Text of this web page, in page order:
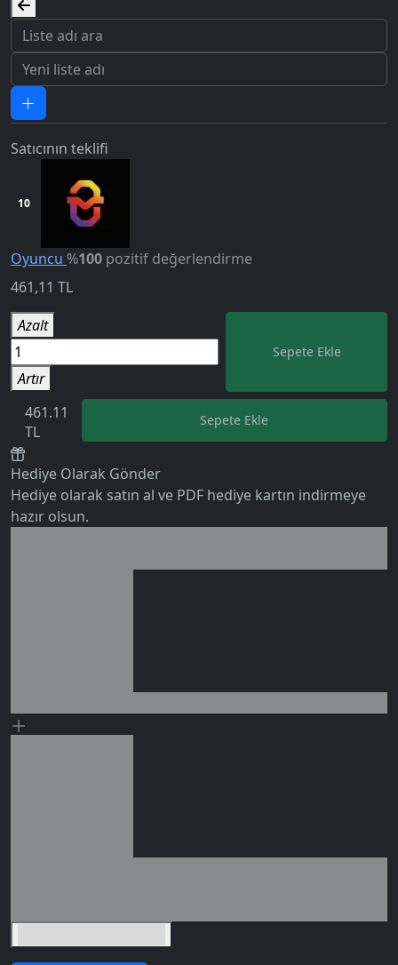
Satıcının teklifi
10
Oyuncu %100 pozitif değerlendirme
461,11 TL
Azalt
Artır
Sepete Ekle
461.11
TL
Sepete Ekle
Hediye Olarak Gönder
Hediye olarak satın al ve PDF hediye kartın indirmeye
hazır olsun.